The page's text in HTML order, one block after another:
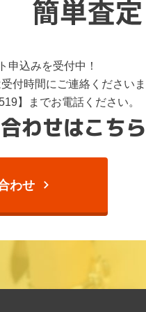
申込みを受付中！
付時間にご連絡ください
】までお電話ください。
わせはこちら
わせ